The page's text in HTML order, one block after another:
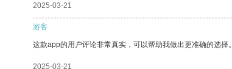
2025-03-21
游客
这款app的用户评论非常真实，可以帮助我做出更准确的选择。
2025-03-21